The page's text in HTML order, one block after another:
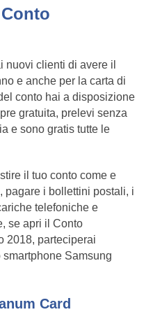
nuovi clienti di avere il
e anche per la carta di
conto hai a disposizione
gratuita, prelevi senza
e sono gratis tutte le
il tuo conto come e
pagare i bollettini postali, i
telefoniche e
se apri il Conto
2018, parteciperai
Samsung
Card